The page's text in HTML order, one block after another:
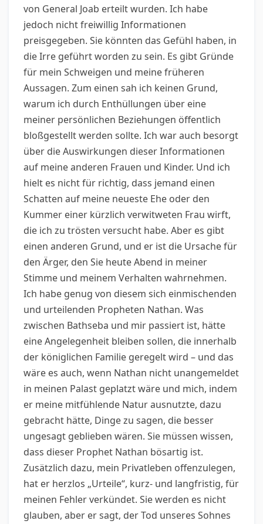
von General Joab erteilt wurden. Ich habe
jedoch nicht freiwillig Informationen
preisgegeben. Sie könnten das Gefühl haben, in
die Irre geführt worden zu sein. Es gibt Gründe
für mein Schweigen und meine früheren
Aussagen. Zum einen sah ich keinen Grund,
warum ich durch Enthüllungen über eine
meiner persönlichen Beziehungen öffentlich
bloßgestellt werden sollte. Ich war auch besorgt
über die Auswirkungen dieser Informationen
auf meine anderen Frauen und Kinder. Und ich
hielt es nicht für richtig, dass jemand einen
Schatten auf meine neueste Ehe oder den
Kummer einer kürzlich verwitweten Frau wirft,
die ich zu trösten versucht habe. Aber es gibt
einen anderen Grund, und er ist die Ursache für
den Ärger, den Sie heute Abend in meiner
Stimme und meinem Verhalten wahrnehmen.
Ich habe genug von diesem sich einmischenden
und urteilenden Propheten Nathan. Was
zwischen Bathseba und mir passiert ist, hätte
eine Angelegenheit bleiben sollen, die innerhalb
der königlichen Familie geregelt wird – und das
wäre es auch, wenn Nathan nicht unangemeldet
in meinen Palast geplatzt wäre und mich, indem
er meine mitfühlende Natur ausnutzte, dazu
gebracht hätte, Dinge zu sagen, die besser
ungesagt geblieben wären. Sie müssen wissen,
dass dieser Prophet Nathan bösartig ist.
Zusätzlich dazu, mein Privatleben offenzulegen,
hat er herzlos „Urteile“, kurz- und langfristig, für
meinen Fehler verkündet. Sie werden es nicht
glauben, aber er sagt, der Tod unseres Sohnes